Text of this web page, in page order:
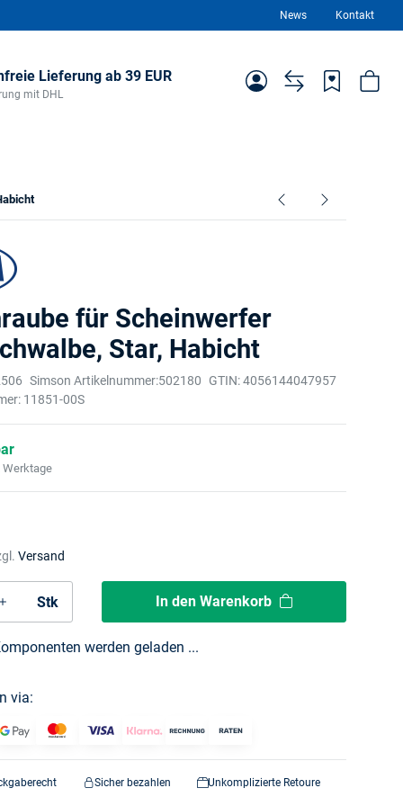
News Kontakt
Lieferung ab 39 EUR
mit DHL
für Scheinwerfer
Star, Habicht
Simson Artikelnummer:502180 GTIN:4056144047957
11851-00S
Werktage
Versand
Stk In den Warenkorb
werden geladen ...
via:
Sicher bezahlen Unkomplizierte Retoure